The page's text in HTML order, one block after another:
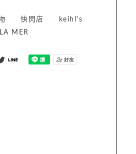
快閃店
keihl's
LA MER